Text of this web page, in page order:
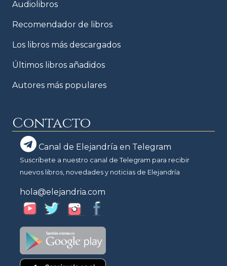
Audiolibros
Recomendador de libros
Los libros más descargados
Últimos libros añadidos
Autores más populares
Contacto
Canal de Elejandría en Telegram
Suscríbete a nuestro canal de Telegram para recibir
nuevos libros, novedades y noticias de Elejandría
hola@elejandria.com